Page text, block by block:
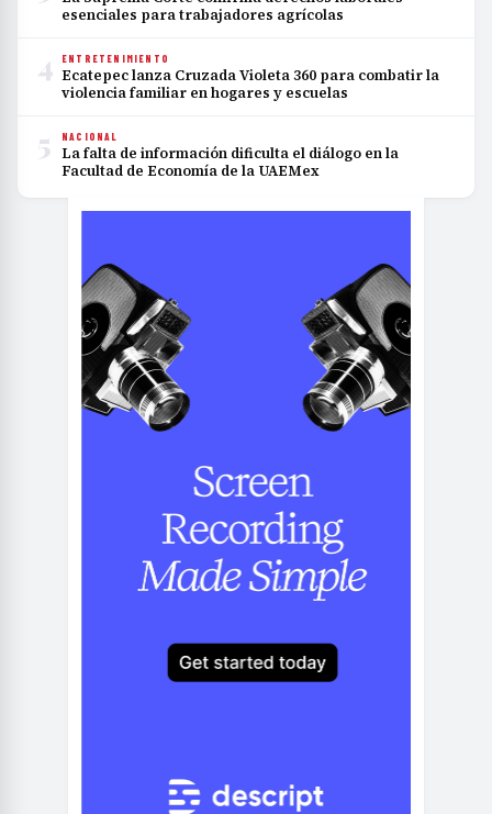
esenciales para trabajadores agrícolas
4 ENTRETENIMIENTO
Ecatepec lanza Cruzada Violeta 360 para combatir la
violencia familiar en hogares y escuelas
5 NACIONAL
La falta de información dificulta el diálogo en la
Facultad de Economía de la UAEMex